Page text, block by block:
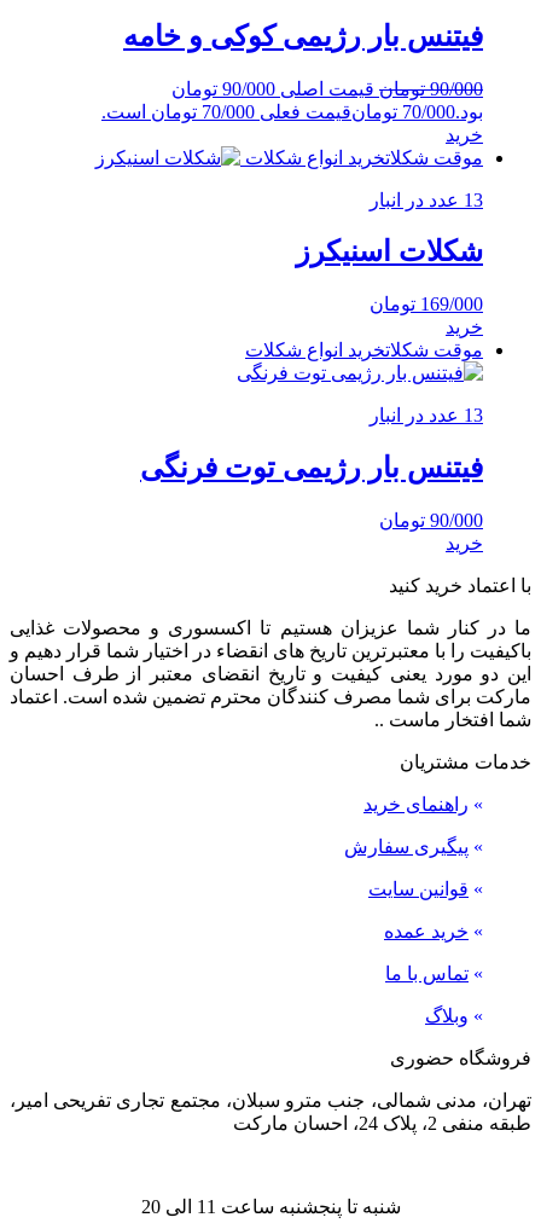
فیتنس بار رژیمی کوکی و خامه
90/000 تومان
قیمت اصلی 90/000 تومان
بود.70/000 تومانقیمت فعلی 70/000 تومان است.
خرید
موقت شکلاتخرید انواع شکلات
13 عدد در انبار
شکلات اسنیکرز
169/000 تومان
خرید
موقت شکلاتخرید انواع شکلات
13 عدد در انبار
فیتنس بار رژیمی توت فرنگی
90/000 تومان
خرید
با اعتماد خرید کنید
ما در کنار شما عزیزان هستیم تا اکسسوری و محصولات غذایی
باکیفیت را با معتبرترین تاریخ های انقضاء در اختیار شما قرار دهیم و
این دو مورد یعنی کیفیت و تاریخ انقضای معتبر از طرف احسان
مارکت برای شما مصرف کنندگان محترم تضمین شده است. اعتماد
شما افتخار ماست ..
خدمات مشتریان
» راهنمای خرید
» پیگیری سفارش
» قوانین سایت
» خرید عمده
» تماس با ما
» وبلاگ
فروشگاه حضوری
تهران، مدنی شمالی، جنب مترو سبلان، مجتمع تجاری تفریحی امیر،
طبقه منفی 2، پلاک 24، احسان مارکت
شنبه تا پنجشنبه ساعت 11 الی 20